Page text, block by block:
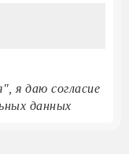
я даю согласие
данных